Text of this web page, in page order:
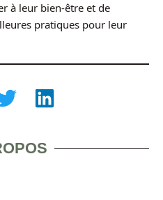
à leur bien-être et de
pratiques pour leur